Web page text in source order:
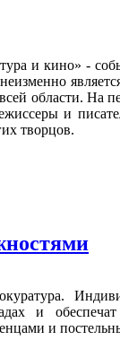
и кино» -
области. На
и
творцов.
и
и